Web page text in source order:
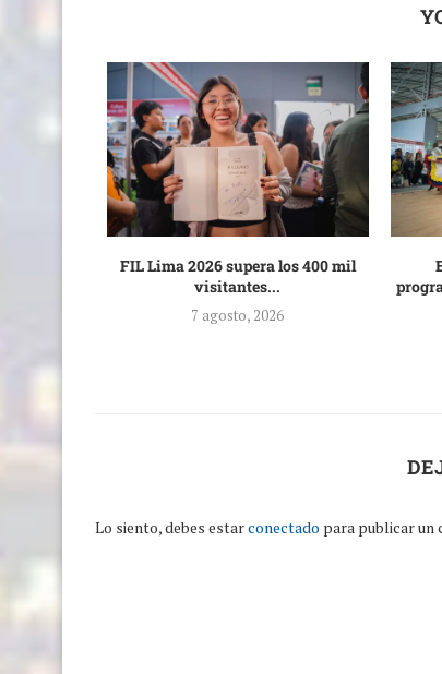
FIL Lima 2026 supera los 400 mil
visitantes...
7 agosto, 2026
Lo siento, debes estarconectado para publicar un